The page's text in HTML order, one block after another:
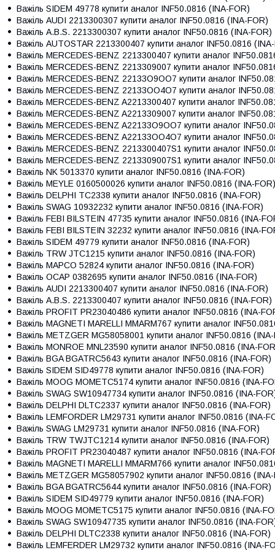
Важіль SIDEM 49778 купити аналог INF50.0816 (INA-FOR)
Важіль AUDI 2213300307 купити аналог INF50.0816 (INA-FOR)
Важіль A.B.S. 2213300307 купити аналог INF50.0816 (INA-FOR)
Важіль AUTOSTAR 2213300407 купити аналог INF50.0816
Важіль MERCEDES-BENZ 2213300407 купити аналог
Важіль MERCEDES-BENZ 2213309007 купити аналог
Важіль MERCEDES-BENZ 22133O9OO7 купити аналог
Важіль MERCEDES-BENZ 22133OO4O7 купити аналог
Важіль MERCEDES-BENZ A2213300407 купити аналог
Важіль MERCEDES-BENZ A2213309007 купити аналог
Важіль MERCEDES-BENZ A22133O9OO7 купити аналог
Важіль MERCEDES-BENZ A22133OO4O7 купити аналог
Важіль MERCEDES-BENZ 2213300407S1 купити аналог
Важіль MERCEDES-BENZ 2213309007S1 купити аналог
Важіль NK 5013370 купити аналог INF50.0816 (INA-FOR)
Важіль MEYLE 0160500026 купити аналог INF50.0816 (INA-FOR)
Важіль DELPHI TC2338 купити аналог INF50.0816 (INA-FOR)
Важіль SWAG 10932232 купити аналог INF50.0816 (INA-FOR)
Важіль FEBI BILSTEIN 47735 купити аналог INF50.0816 (INA-
Важіль FEBI BILSTEIN 32232 купити аналог INF50.0816 (INA-
Важіль SIDEM 49779 купити аналог INF50.0816 (INA-FOR)
Важіль TRW JTC1215 купити аналог INF50.0816 (INA-FOR)
Важіль MAPCO 52824 купити аналог INF50.0816 (INA-FOR)
Важіль OCAP 0382695 купити аналог INF50.0816 (INA-FOR)
Важіль AUDI 2213300407 купити аналог INF50.0816 (INA-FOR)
Важіль A.B.S. 2213300407 купити аналог INF50.0816 (INA-FOR)
Важіль PROFIT PR23040486 купити аналог INF50.0816 (INA-
Важіль MAGNETI MARELLI MMARM767 купити аналог
Важіль METZGER MG58058001 купити аналог INF50.0816
Важіль MONROE MNL23590 купити аналог INF50.0816 (INA-
Важіль BGA BGATRC5643 купити аналог INF50.0816 (INA-FOR)
Важіль SIDEM SID49778 купити аналог INF50.0816 (INA-FOR)
Важіль MOOG MOMETC5174 купити аналог INF50.0816 (INA-
Важіль SWAG SW10947734 купити аналог INF50.0816 (INA-
Важіль DELPHI DLTC2337 купити аналог INF50.0816 (INA-FOR)
Важіль LEMFORDER LM29731 купити аналог INF50.0816 (INA-
Важіль SWAG LM29731 купити аналог INF50.0816 (INA-FOR)
Важіль TRW TWJTC1214 купити аналог INF50.0816 (INA-FOR)
Важіль PROFIT PR23040487 купити аналог INF50.0816 (INA-
Важіль MAGNETI MARELLI MMARM766 купити аналог
Важіль METZGER MG58057902 купити аналог INF50.0816
Важіль BGA BGATRC5644 купити аналог INF50.0816 (INA-FOR)
Важіль SIDEM SID49779 купити аналог INF50.0816 (INA-FOR)
Важіль MOOG MOMETC5175 купити аналог INF50.0816 (INA-
Важіль SWAG SW10947735 купити аналог INF50.0816 (INA-
Важіль DELPHI DLTC2338 купити аналог INF50.0816 (INA-FOR)
Важіль LEMFERDER LM29732 купити аналог INF50.0816 (INA-